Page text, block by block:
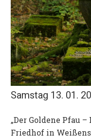
Samstag 13. 01.
„Der Goldene Pfau
Friedhof in